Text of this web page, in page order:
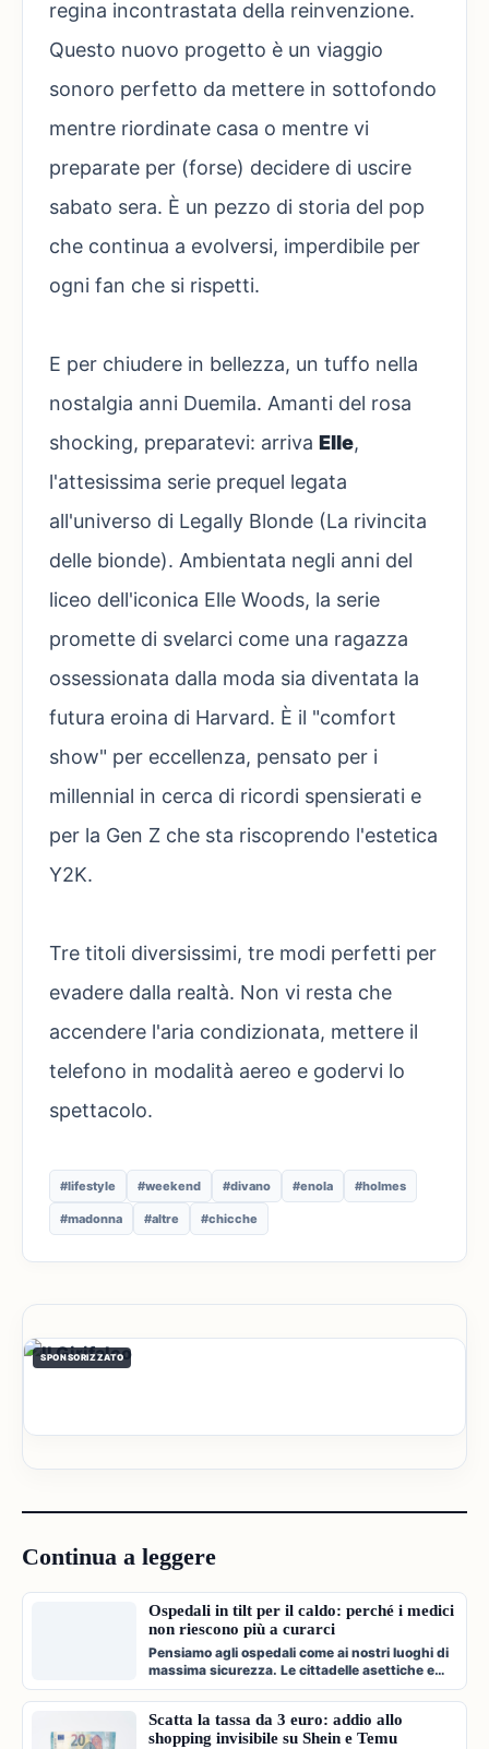
regina incontrastata della reinvenzione.
Questo nuovo progetto è un viaggio
sonoro perfetto da mettere in sottofondo
mentre riordinate casa o mentre vi
preparate per (forse) decidere di uscire
sabato sera. È un pezzo di storia del pop
che continua a evolversi, imperdibile per
ogni fan che si rispetti.
E per chiudere in bellezza, un tuffo nella
nostalgia anni Duemila. Amanti del rosa
shocking, preparatevi: arriva Elle,
l'attesissima serie prequel legata
all'universo di Legally Blonde (La rivincita
delle bionde). Ambientata negli anni del
liceo dell'iconica Elle Woods, la serie
promette di svelarci come una ragazza
ossessionata dalla moda sia diventata la
futura eroina di Harvard. È il "comfort
show" per eccellenza, pensato per i
millennial in cerca di ricordi spensierati e
per la Gen Z che sta riscoprendo l'estetica
Y2K.
Tre titoli diversissimi, tre modi perfetti per
evadere dalla realtà. Non vi resta che
accendere l'aria condizionata, mettere il
telefono in modalità aereo e godervi lo
spettacolo.
#lifestyle #weekend #divano #enola #holmes
#madonna #altre #chicche
SPONSORIZZATO
Continua a leggere
Ospedali in tilt per il caldo: perché i medici
non riescono più a curarci
Pensiamo agli ospedali come ai nostri luoghi di
massima sicurezza. Le cittadelle asettiche e
climatizzate dove veniamo c…
Scatta la tassa da 3 euro: addio allo
shopping invisibile su Shein e Temu